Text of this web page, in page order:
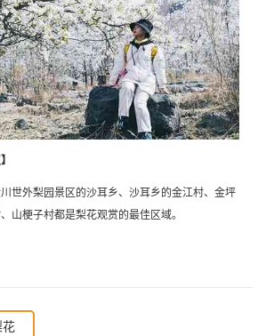
世外梨园景区的沙耳乡、沙耳乡的金江村、金坪
山梗子村都是梨花观赏的最佳区域。